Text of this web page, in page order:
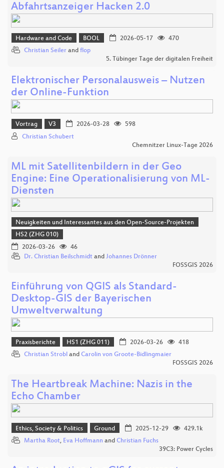
Abfahrtsanzeiger Hacken 2.0
Hardware and Code BOOL 2026-05-17
470
Christian Seiler and flop
5. Tübinger Tage der digitalen Freiheit
Elektronischer Personalausweis – Nutzen
der Online‑Funktion
Vortrag V3 2026-03-28
598
Christian Schubert
Chemnitzer Linux-Tage 2026
ML mit Satellitenbildern in der Geo
Engine: Eine Operationalisierung von ML-
Diensten
Neuigkeiten und Interessantes aus den Open-Source-Projekten
HS2 (ZHG 010)
2026-03-26
46
Dr. Christian Beilschmidt and Johannes Drönner
FOSSGIS 2026
Einführung von QGIS als Standard-
Desktop-GIS der Bayerischen
Umweltverwaltung
Praxisberichte HS1 (ZHG 011) 2026-03-26
418
Christian Strobl and Carolin von Groote-Bidlingmaier
FOSSGIS 2026
The Heartbreak Machine: Nazis in the
Echo Chamber
Ethics, Society & Politics Ground 2025-12-29
429.1k
Martha Root, Eva Hoffmann and Christian Fuchs
39C3: Power Cycles